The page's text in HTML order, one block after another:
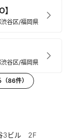
谷区/福岡県
谷区/福岡県
（86件）
3ビル 2F